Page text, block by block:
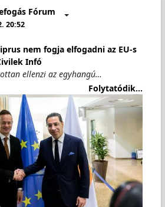
Fórum
20:52
nem fogja elfogadni az EU-s
Infó
ellenzi az egyhangú…
Folytatódik...